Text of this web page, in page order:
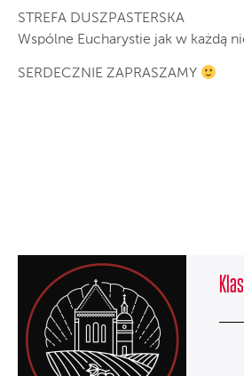
STREFA DUSZPASTERSKA
Wspólne Eucharystie jak w każdą
SERDECZNIE ZAPRASZAMY